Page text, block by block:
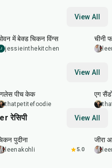
View All
में बेक्ड चिकन विंग्स
J jessieinthekitchen
चीनी
View All
पीच केक
thatpetitefoodie
एग
रेसिपी View All
15
पुदीना
leenakohli 5.0
जीरा